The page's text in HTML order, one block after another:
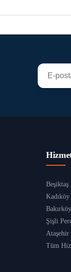
Beşiktaş
Şişli
Ataşehir
Tüm